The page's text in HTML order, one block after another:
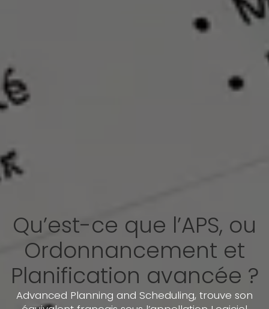
Qu’est-ce que l’APS, ou
Ordonnancement et
Planification avancée ?
Advanced Planning and Scheduling, trouve son